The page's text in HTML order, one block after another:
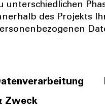
unterschiedlichen
des Projekts
Zweck